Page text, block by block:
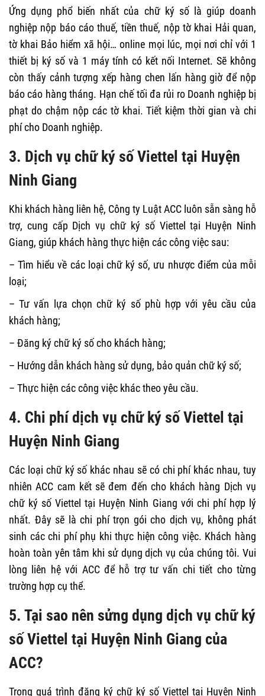
Ứng dụng phổ biến nhất của chữ ký số là giúp doanh
nghiệp nộp báo cáo thuế, tiền thuế, nộp tờ khai Hải quan,
tờ khai Bảo hiểm xã hội… online mọi lúc, mọi nơi chỉ với 1
thiết bị ký số và 1 máy tính có kết nối Internet. Sẽ không
còn thấy cảnh tượng xếp hàng chen lấn hàng giờ để nộp
báo cáo hàng tháng. Hạn chế tối đa rủi ro Doanh nghiệp bị
phạt do chậm nộp các tờ khai. Tiết kiệm thời gian và chi
phí cho Doanh nghiệp.
3. Dịch vụ chữ ký số Viettel tại Huyện
Ninh Giang
Khi khách hàng liên hệ, Công ty Luật ACC luôn sẵn sàng hỗ
trợ, cung cấp Dịch vụ chữ ký số Viettel tại Huyện Ninh
Giang, giúp khách hàng thực hiện các công việc sau:
– Tìm hiểu về các loại chữ ký số, ưu nhược điểm của mỗi
loại;
– Tư vấn lựa chọn chữ ký số phù hợp với yêu cầu của
khách hàng;
– Đăng ký chữ ký số cho khách hàng;
– Hướng dẫn khách hàng sử dụng, bảo quản chữ ký số;
– Thực hiện các công việc khác theo yêu cầu.
4. Chi phí dịch vụ chữ ký số Viettel tại
Huyện Ninh Giang
Các loại chữ ký số khác nhau sẽ có chi phí khác nhau, tuy
nhiên ACC cam kết sẽ đem đến cho khách hàng Dịch vụ
chữ ký số Viettel tại Huyện Ninh Giang với chi phí hợp lý
nhất. Đây sẽ là chi phí trọn gói cho dịch vụ, không phát
sinh các chi phí phụ khi thực hiện công việc. Khách hàng
hoàn toàn yên tâm khi sử dụng dịch vụ của chúng tôi. Vui
lòng liên hệ với ACC để hỗ trợ tư vấn chi tiết cho từng
trường hợp cụ thể.
5. Tại sao nên sửng dụng dịch vụ chữ ký
số Viettel tại Huyện Ninh Giang của
ACC?
Trong quá trình đăng ký chữ ký số Viettel tại Huyện Ninh